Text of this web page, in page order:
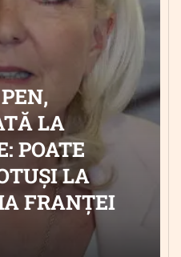
LA
POATE
LA
FRANȚEI